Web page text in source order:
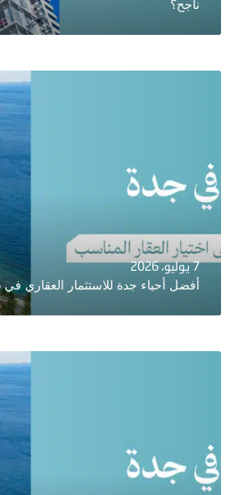
ناجح؟
7 يوليو، 2026
أفضل أحياء جدة للاستثمار العقاري في 2026